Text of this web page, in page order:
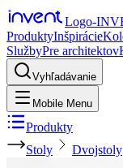
Logo-
ProduktyInšpirácie
SlužbyPre architektov
Vyhľadávanie
Mobile Menu
Produkty
Stoly
Dvojstoly